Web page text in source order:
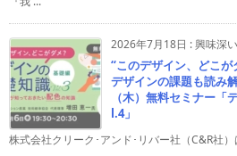
2026年7月18日 :興味深い
“このデザイン、どこ
デザインの課題も読み
（木）無料セミナー
l.4」
株式会社クリーク･アンド･リバー社（C&R社